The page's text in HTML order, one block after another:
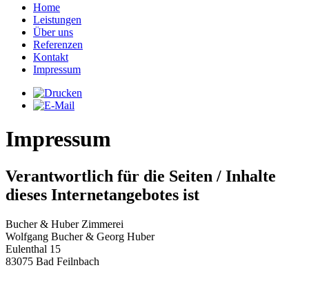
Home
Leistungen
Über uns
Referenzen
Kontakt
Impressum
Impressum
Verantwortlich für die Seiten / Inhalte
dieses Internetangebotes ist
Bucher & Huber Zimmerei
Wolfgang Bucher & Georg Huber
Eulenthal 15
83075 Bad Feilnbach